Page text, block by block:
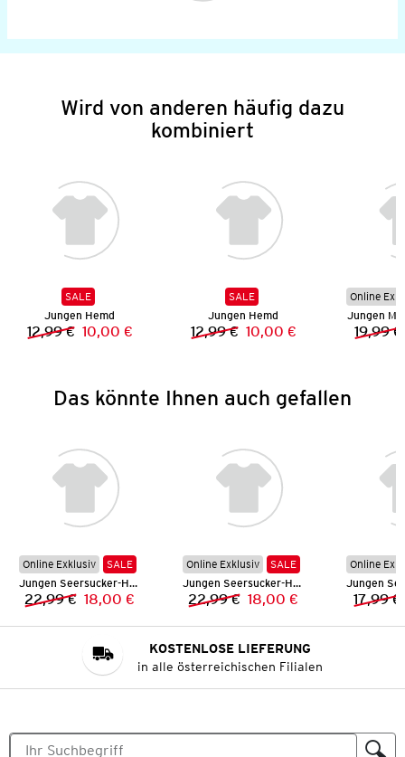
Wird von anderen häufig dazu
kombiniert
SALE
Jungen Hemd
Vorheriger Preis:
12,99 € Neuer Preis:
10,00 €
SALE
Jungen Hemd
Vorheriger Preis:
12,99 € Neuer Preis:
10,00 €
Online
Jungen
19,99 €
Das könnte Ihnen auch gefallen
Online Exklusiv
SALE
Jungen Seersucker-Hemd
Vorheriger Preis:
22,99 € Neuer Preis:
18,00 €
Online Exklusiv
SALE
Jungen Seersucker-Hemd
Vorheriger Preis:
22,99 € Neuer Preis:
18,00 €
Online
17,99 €
KOSTENLOSE LIEFERUNG
in alle österreichischen Filialen